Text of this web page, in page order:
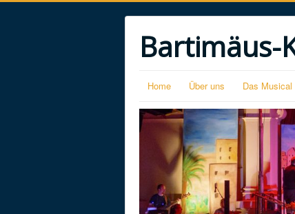
Bartimäus-
Home Über uns Das Musical